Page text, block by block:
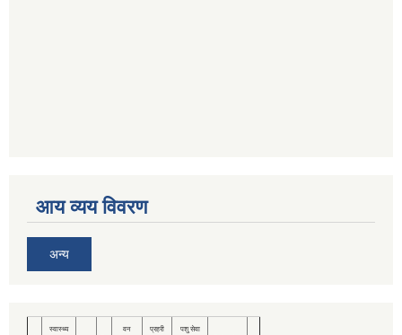
आय व्यय विवरण
अन्य
स्वास्थ्य वन प्रहरी पशु सेवा